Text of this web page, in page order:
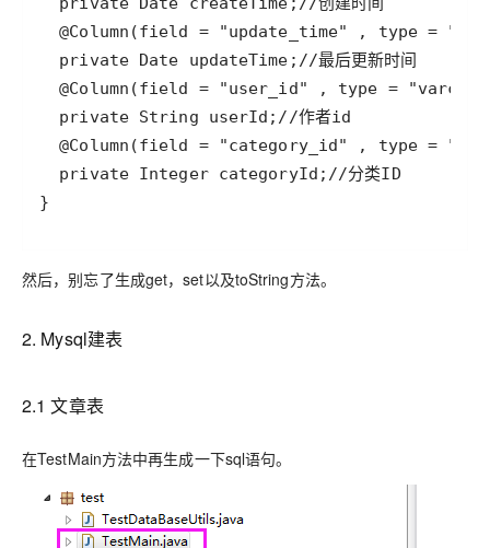
}
然后，别忘了生成get，set以及toString方法。
2. Mysql建表
2.1 文章表
在TestMain方法中再生成一下sql语句。